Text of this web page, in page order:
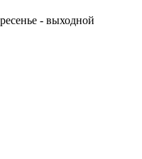
- выходной